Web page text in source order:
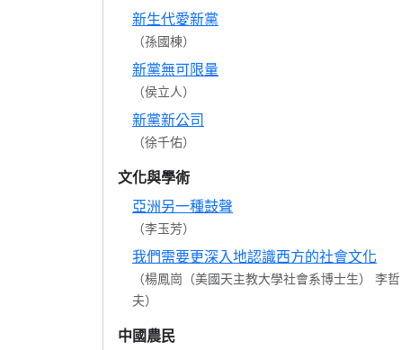
新生代愛新黨
（孫國棟）
新黨無可限量
（侯立人）
新黨新公司
（徐千佑）
文化與學術
亞洲另一種鼓聲
（李玉芳）
我們需要更深入地認識西方的社會文化
（楊鳳崗（美國天主教大學社會系博士生） 李哲
夫）
中國農民